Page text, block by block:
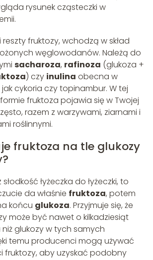
rysunek cząsteczki w
fruktozy, wchodzą w skład
węglowodanów. Należą do
sacharoza, rafinoza (glukoza +
) czy inulina obecna w
cykoria czy topinambur. W tej
fruktoza pojawia się w Twojej
razem z warzywami, ziarnami i
roślinnymi.
fruktoza na tle glukozy
łyżeczka do łyżeczki, to
da właśnie fruktoza, potem
końcu glukoza. Przyjmuje się, że
może być nawet o kilkadziesiąt
glukozy w tych samych
temu producenci mogą używać
fruktozy, aby uzyskać podobny